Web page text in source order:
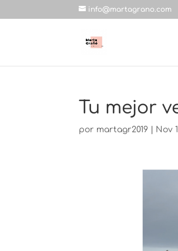
info@martagrano.com
Tu mejor
por martagr2019 Nov